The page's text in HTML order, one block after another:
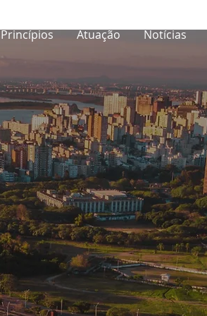
Princípios Atuação Notícias